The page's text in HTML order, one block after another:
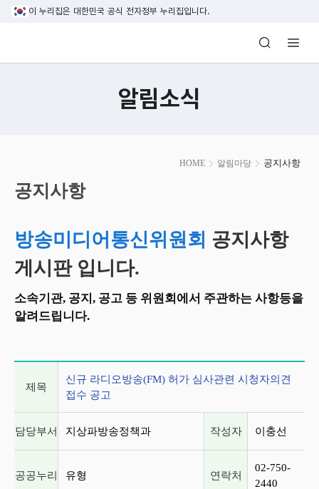
본문 바로가기
이 누리집은 대한민국 공식 전자정부 누리집입니다.
방송미디어통신위원회 Korea Media
알림소식
HOME 알림마당 공지사항
시
작
공지사항
방송미디어통신위원회 공지사항
게시판 입니다.
소속기관, 공지, 공고 등 위원회에서 주관하는 사항등을
알려드립니다.
제목
신규 라디오방송(FM) 허가 심사관련 시청자의견
접수 공고
담당부서 지상파방송정책과 작성자 이충선
공공누리 유형 연락처
02-750-
2440